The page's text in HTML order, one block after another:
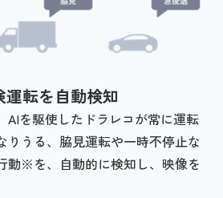
転を自動検知
AIを駆使したドラレコが常に運転
りうる、脇見運転や一時不停止な
動※を、自動的に検知し、映像を